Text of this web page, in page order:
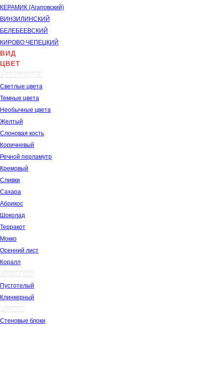
КЕРАМИК (Агаповский)
ВИНЗИЛИНСКИЙ
БЕЛЕБЕЕВСКИЙ
КИРОВО ЧЕПЕЦКИЙ
ВИД
ЦВЕТ
Светлые цвета
Темные цвета
Необычные цвета
Желтый
Слоновая кость
Коричневый
Речной перламутр
Кремовый
Сливки
Сахара
Абрикос
Шоколад
Терракот
Мокко
Осенний лист
Коралл
Пустотелый
Клинкерный
Стеновые блоки